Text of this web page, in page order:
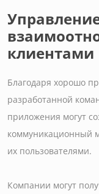
клиентами
Благодаря хорошо
разработанной
приложения могут
коммуникационный
их пользователями.
Компании могут